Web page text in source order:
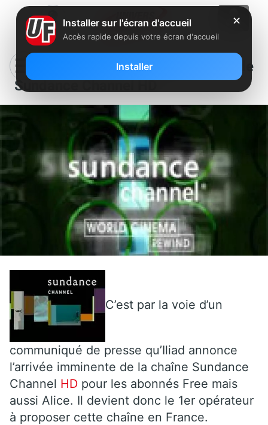
[MàJ] Arrivée imminente de
Sundance Channel HD
C’est par la voie d’un
communiqué de presse qu’Iliad annonce
l’arrivée imminente de la chaîne Sundance
Channel HD pour les abonnés Free mais
aussi Alice. Il devient donc le 1er opérateur
à proposer cette chaîne en France.
✕
Installer sur l'écran d'accueil
Accès rapide depuis votre écran d'accueil
Installer